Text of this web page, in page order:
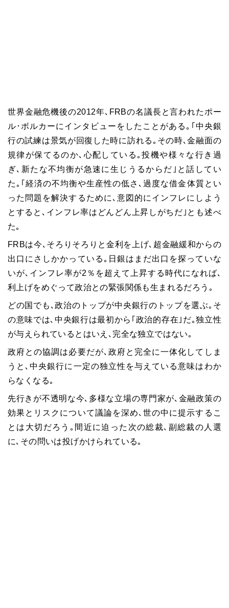
世界金融危機後の2012年､ FRBの名議長と言われたポー
ル･ボルカーにインタビューをしたことがある｡｢中央銀
行の試練は景気が回復した時に訪れる｡その時､金融面の
規律が保てるのか､心配している｡投機や様々な行き過
ぎ､新たな不均衡が急速に生じうるからだ｣と話してい
た｡｢経済の不均衡や生産性の低さ､過度な借金体質とい
った問題を解決するために､意図的にインフレにしよう
とすると､インフレ率はどんどん上昇しがちだ｣とも述べ
た｡
FRBは今､そろりそろりと金利を上げ､超金融緩和からの
出口にさしかかっている｡日銀はまだ出口を探っていな
いが､インフレ率が2 ％を超えて上昇する時代になれば､
利上げをめぐって政治との緊張関係も生まれるだろう｡
どの国でも､政治のトップが中央銀行のトップを選ぶ｡そ
の意味では､中央銀行は最初から｢政治的存在｣だ｡独立性
が与えられているとはいえ､完全な独立ではない｡
政府との協調は必要だが､政府と完全に一体化してしま
うと､中央銀行に一定の独立性を与えている意味はわか
らなくなる｡
先行きが不透明な今､多様な立場の専門家が､金融政策の
効果とリスクについて議論を深め､世の中に提示するこ
とは大切だろう｡間近に迫った次の総裁､副総裁の人選
に､その問いは投げかけられている｡